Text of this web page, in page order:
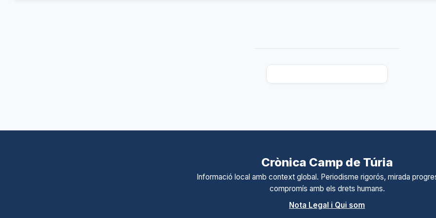
Crònica Camp de Túria
Informació local amb context global. Periodisme rigorós, mirada
compromís amb els drets humans.
Nota Legal i Qui som